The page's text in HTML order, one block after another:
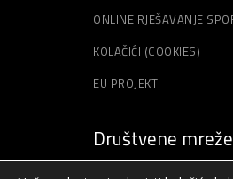
ONLINE RJEŠAVANJE
KOLAČIĆI (COOKIES)
EU PROJEKTI
Društvene mreže